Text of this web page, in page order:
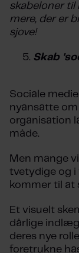
skabeloner til
mere, der er
sjove!
Skab
Sociale
nyansatte
organisation
måde.
Men mange
tvetydige og i
kommer til at
Et visuelt
dårlige
deres nye
foretrukne